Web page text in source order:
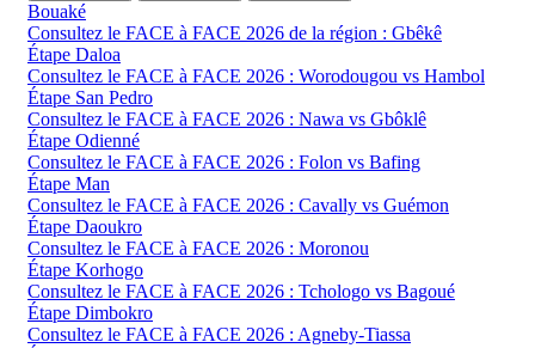
Bouaké
Consultez le FACE à FACE 2026 de la région : Gbêkê
Étape Daloa
Consultez le FACE à FACE 2026 : Worodougou vs Hambol
Étape San Pedro
Consultez le FACE à FACE 2026 : Nawa vs Gbôklê
Étape Odienné
Consultez le FACE à FACE 2026 : Folon vs Bafing
Étape Man
Consultez le FACE à FACE 2026 : Cavally vs Guémon
Étape Daoukro
Consultez le FACE à FACE 2026 : Moronou
Étape Korhogo
Consultez le FACE à FACE 2026 : Tchologo vs Bagoué
Étape Dimbokro
Consultez le FACE à FACE 2026 : Agneby-Tiassa